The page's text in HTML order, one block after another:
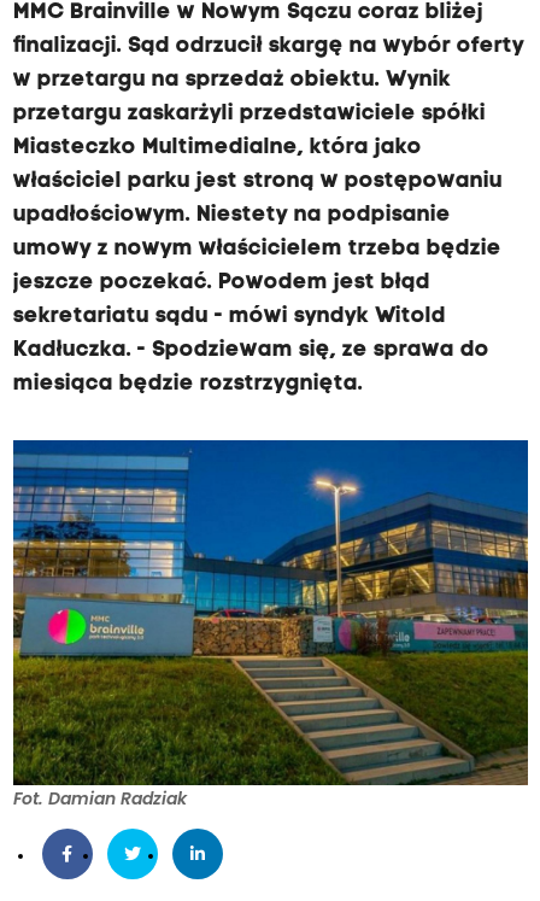
MMC Brainville w Nowym Sączu coraz bliżej
finalizacji. Sąd odrzucił skargę na wybór oferty
w przetargu na sprzedaż obiektu. Wynik
przetargu zaskarżyli przedstawiciele spółki
Miasteczko Multimedialne, która jako
właściciel parku jest stroną w postępowaniu
upadłościowym. Niestety na podpisanie
umowy z nowym właścicielem trzeba będzie
jeszcze poczekać. Powodem jest błąd
sekretariatu sądu - mówi syndyk Witold
Kadłuczka. - Spodziewam się, ze sprawa do
miesiąca będzie rozstrzygnięta.
Fot. Damian Radziak